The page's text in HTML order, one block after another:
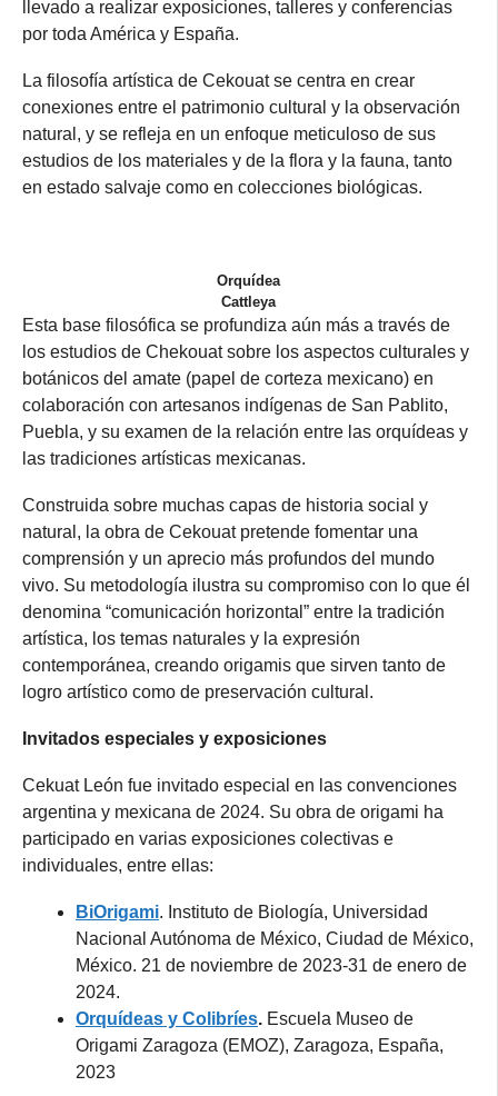
llevado a realizar exposiciones, talleres y conferencias
por toda América y España.
La filosofía artística de Cekouat se centra en crear
conexiones entre el patrimonio cultural y la observación
natural, y se refleja en un enfoque meticuloso de sus
estudios de los materiales y de la flora y la fauna, tanto
en estado salvaje como en colecciones biológicas.
Orquídea
Cattleya
Esta base filosófica se profundiza aún más a través de
los estudios de Chekouat sobre los aspectos culturales y
botánicos del amate (papel de corteza mexicano) en
colaboración con artesanos indígenas de San Pablito,
Puebla, y su examen de la relación entre las orquídeas y
las tradiciones artísticas mexicanas.
Construida sobre muchas capas de historia social y
natural, la obra de Cekouat pretende fomentar una
comprensión y un aprecio más profundos del mundo
vivo. Su metodología ilustra su compromiso con lo que él
denomina “comunicación horizontal” entre la tradición
artística, los temas naturales y la expresión
contemporánea, creando origamis que sirven tanto de
logro artístico como de preservación cultural.
Invitados especiales y exposiciones
Cekuat León fue invitado especial en las convenciones
argentina y mexicana de 2024. Su obra de origami ha
participado en varias exposiciones colectivas e
individuales, entre ellas:
BiOrigami. Instituto de Biología, Universidad
Nacional Autónoma de México, Ciudad de México,
México. 21 de noviembre de 2023-31 de enero de
2024.
Orquídeas y Colibríes. Escuela Museo de
Origami Zaragoza (EMOZ), Zaragoza, España,
2023